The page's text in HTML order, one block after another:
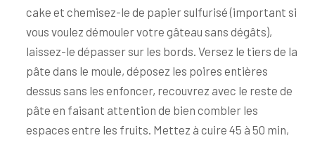
cake et chemisez-le de papier sulfurisé (important si
vous voulez démouler votre gâteau sans dégâts),
laissez-le dépasser sur les bords. Versez le tiers de la
pâte dans le moule, déposez les poires entières
dessus sans les enfoncer, recouvrez avec le reste de
pâte en faisant attention de bien combler les
espaces entre les fruits. Mettez à cuire 45 à 50 min,